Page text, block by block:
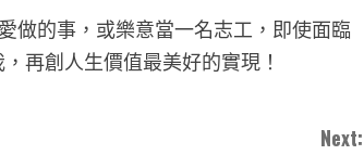
做的事，或樂意當一名志工，即使面臨
再創人生價值最美好的實現！
Next: